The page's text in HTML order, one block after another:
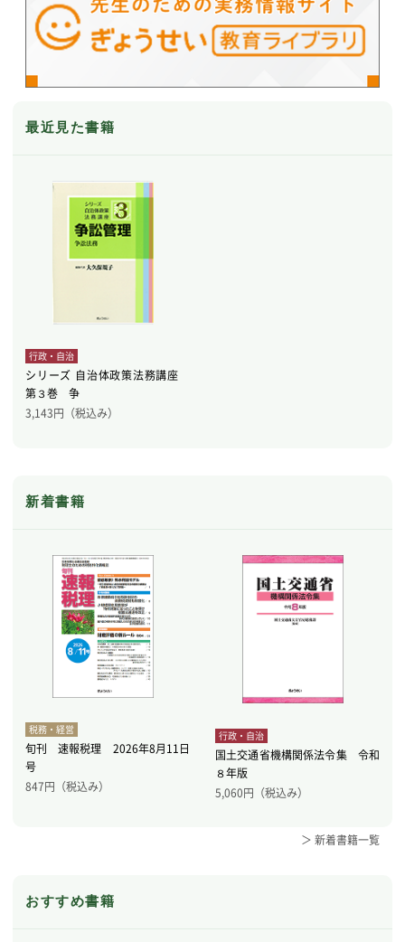
最近見た書籍
行政・自治
シリーズ 自治体政策法務講座
第３巻 争
3,143円（税込み）
新着書籍
税務・経営
旬刊 速報税理 2026年8月11日
号
847円（税込み）
行政・自治
国土交通省機構関係法令集 令和
８年版
5,060円（税込み）
＞ 新着書籍一覧
おすすめ書籍